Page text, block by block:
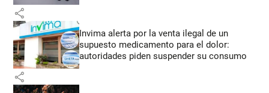
share
Invima alerta por la venta ilegal de un
supuesto medicamento para el dolor:
autoridades piden suspender su consumo
share